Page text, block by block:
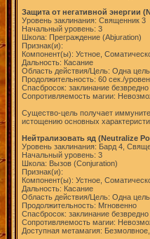
Защита от негативной энергии
Уровень заклинания: Священник 3
Начальный уровень: 3
Школа: Преграждение (Abjuration)
Признак(и):
Компонент(ы): Устное,
Дальность: Касание
Область действия/Цель: Одна цель
Продолжительность: 60 сек./
Спасбросок: заклинание безвредно
Сопротивляемость магии:
Существо-цель получает
истощению основных
Нейтрализовать яд (Neutralize
Уровень заклинания: Бард 4,
Начальный уровень: 3
Школа: Вызов (Conjuration)
Признак(и):
Компонент(ы): Устное,
Дальность: Касание
Область действия/Цель: Одна цель
Продолжительность: Мгновенно
Спасбросок: заклинание безвредно
Сопротивляемость магии:
Доступная метамагия: